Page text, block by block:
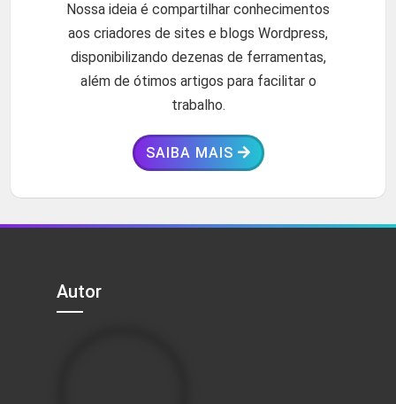
Nossa ideia é compartilhar conhecimentos
aos criadores de sites e blogs Wordpress,
disponibilizando dezenas de ferramentas,
além de ótimos artigos para facilitar o
trabalho.
SAIBA MAIS
Autor